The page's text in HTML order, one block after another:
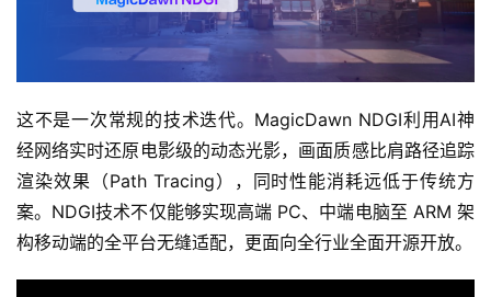
这不是一次常规的技术迭代。MagicDawn NDGI利用AI神
经网络实时还原电影级的动态光影，画面质感比肩路径追踪
渲染效果（Path Tracing），同时性能消耗远低于传统方
案。NDGI技术不仅能够实现高端 PC、中端电脑至 ARM 架
构移动端的全平台无缝适配，更面向全行业全面开源开放。